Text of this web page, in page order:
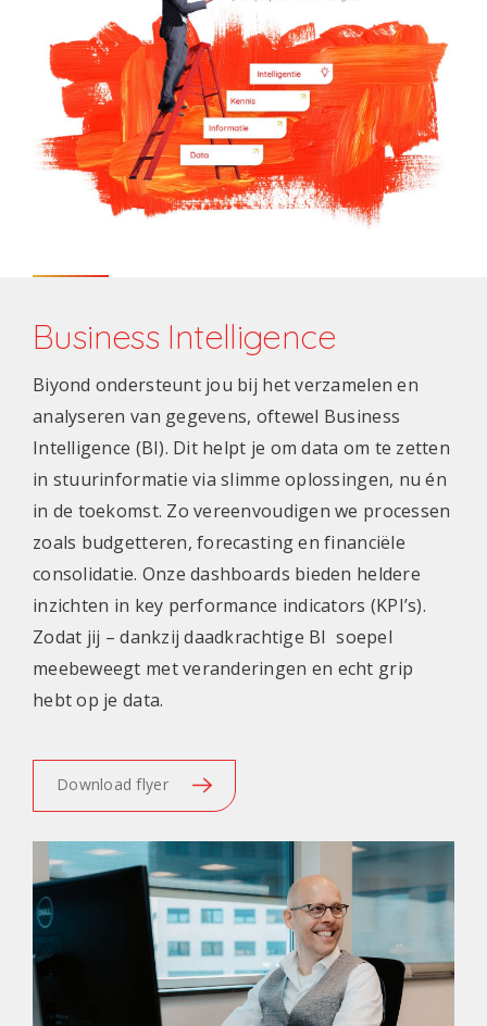
Business Intelligence
Biyond ondersteunt jou bij het verzamelen en
analyseren van gegevens, oftewel Business
Intelligence (BI). Dit helpt je om data om te zetten
in stuurinformatie via slimme oplossingen, nu én
in de toekomst. Zo vereenvoudigen we processen
zoals budgetteren, forecasting en financiële
consolidatie. Onze dashboards bieden heldere
inzichten in key performance indicators (KPI’s).
Zodat jij – dankzij daadkrachtige BI soepel
meebeweegt met veranderingen en echt grip
hebt op je data.
Download flyer